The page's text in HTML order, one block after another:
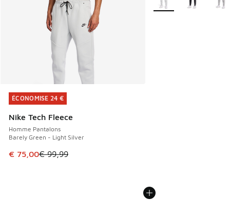
ÉCONOMISE 24 €
Nike Tech Fleece
Homme Pantalons
Barely Green - Light Silver
Cet article est en promotion. Prix en baisse de € 99,99 à
€ 75,00€ 99,99
ÉCONOMISE 24 €